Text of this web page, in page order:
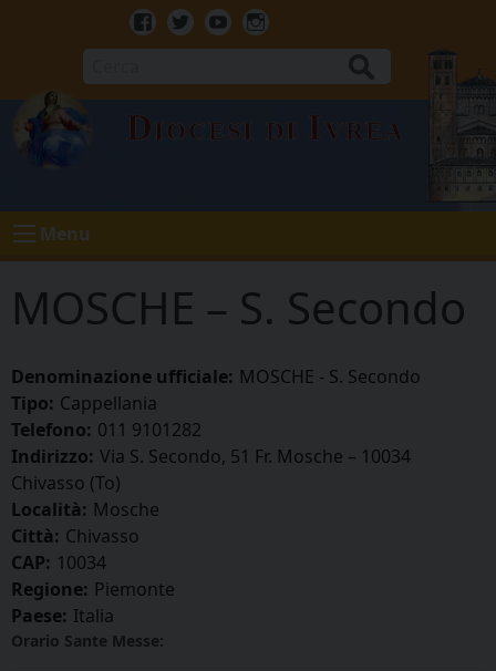
Facebook
TwitterYoutubeInstagram
Diocesi di Ivrea
Menu
MOSCHE – S. Secondo
Denominazione ufficiale: MOSCHE - S. Secondo
Tipo: Cappellania
Telefono: 011 9101282
Indirizzo: Via S. Secondo, 51 Fr. Mosche – 10034
Chivasso (To)
Località: Mosche
Città: Chivasso
CAP: 10034
Regione: Piemonte
Paese: Italia
Orario Sante Messe: